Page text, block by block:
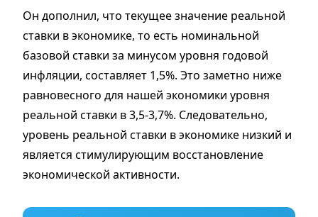
Он дополнил, что текущее значение реальной
ставки в экономике, то есть номинальной
базовой ставки за минусом уровня годовой
инфляции, составляет 1,5%. Это заметно ниже
равновесного для нашей экономики уровня
реальной ставки в 3,5-3,7%. Следовательно,
уровень реальной ставки в экономике низкий и
является стимулирующим восстановление
экономической активности.